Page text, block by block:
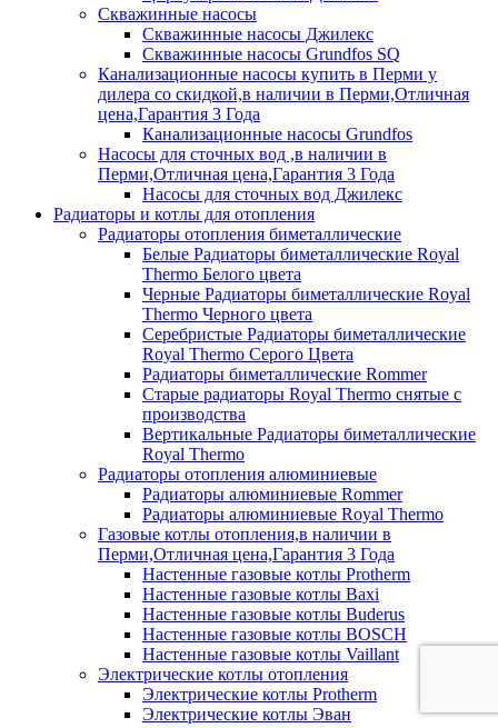
Скважинные насосы
Скважинные насосы Джилекс
Скважинные насосы Grundfos SQ
Канализационные насосы купить в Перми у
дилера со скидкой,в наличии в Перми,Отличная
цена,Гарантия 3 Года
Канализационные насосы Grundfos
Насосы для сточных вод ,в наличии в
Перми,Отличная цена,Гарантия 3 Года
Насосы для сточных вод Джилекс
Радиаторы и котлы для отопления
Радиаторы отопления биметаллические
Белые Радиаторы биметаллические Royal
Thermo Белого цвета
Черные Радиаторы биметаллические Royal
Thermo Черного цвета
Серебристые Радиаторы биметаллические
Royal Thermo Серого Цвета
Радиаторы биметаллические Rommer
Старые радиаторы Royal Thermo снятые с
производства
Вертикальные Радиаторы биметаллические
Royal Thermo
Радиаторы отопления алюминиевые
Радиаторы алюминиевые Rommer
Радиаторы алюминиевые Royal Thermo
Газовые котлы отопления,в наличии в
Перми,Отличная цена,Гарантия 3 Года
Настенные газовые котлы Protherm
Настенные газовые котлы Baxi
Настенные газовые котлы Buderus
Настенные газовые котлы BOSCH
Настенные газовые котлы Vaillant
Электрические котлы отопления
Электрические котлы Protherm
Электрические котлы Эван